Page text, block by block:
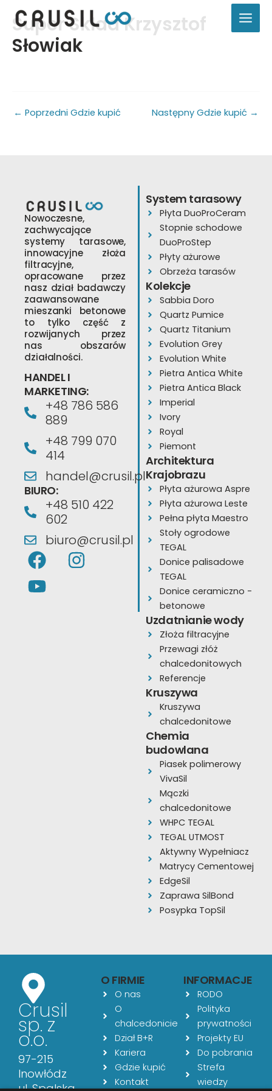
Przejdź
treściSuper Skład Krzysztof
Słowiak
← Poprzedni Gdzie kupić Następny Gdzie kupić →
Nowoczesne,
zachwycające
systemy tarasowe,
innowacyjne złoża
filtracyjne,
opracowane przez
nasz dział badawczy
zaawansowane
mieszanki betonowe
to tylko część z
rozwijanych przez
nas obszarów
działalności.
HANDEL I
MARKETING:
+48 786 586
889
+48 799 070
414
handel@crusil.pl
BIURO:
+48 510 422
602
biuro@crusil.pl
F
a
c
I
n
Y
o
u
System tarasowy
Płyta DuoProCeram
Stopnie schodowe
DuoProStep
Płyty ażurowe
Obrzeża tarasów
Kolekcje
Sabbia Doro
Quartz Pumice
Quartz Titanium
Evolution Grey
Evolution White
Pietra Antica White
Pietra Antica Black
Imperial
Ivory
Royal
Piemont
Architektura
Krajobrazu
Płyta ażurowa Aspre
Płyta ażurowa Leste
Pełna płyta Maestro
Stoły ogrodowe
TEGAL
Donice palisadowe
TEGAL
Donice ceramiczno -
betonowe
Uzdatnianie wody
Złoża filtracyjne
Przewagi złóż
chalcedonitowych
Referencje
Kruszywa
Kruszywa
chalcedonitowe
Chemia
budowlana
Piasek polimerowy
VivaSil
Mączki
chalcedonitowe
WHPC TEGAL
TEGAL UTMOST
Aktywny Wypełniacz
Matrycy Cementowej
EdgeSil
Zaprawa SilBond
Posypka TopSil
Crusil
sp. z
o.o.
97-215
Inowłódz
O FIRMIE
O nas
O
chalcedonicie
Dział B+R
Kariera
Gdzie kupić
Kontakt
INFORMACJE
RODO
Polityka
prywatności
Projekty EU
Do pobrania
Strefa
wiedzy